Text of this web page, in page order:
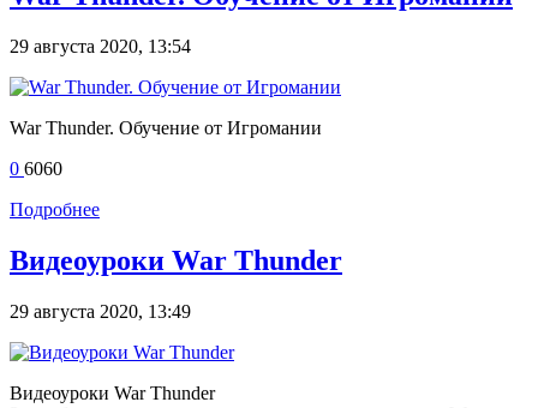
29 августа 2020, 13:54
War Thunder. Обучение от Игромании
0 6060
Подробнее
Видеоуроки War Thunder
29 августа 2020, 13:49
Видеоуроки War Thunder